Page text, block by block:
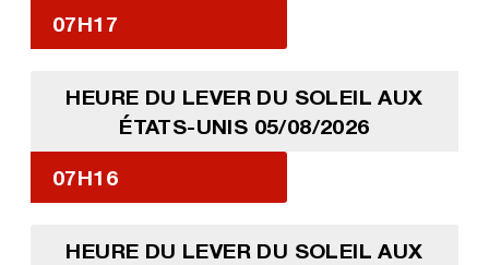
07H17
HEURE DU LEVER DU SOLEIL AUX
ÉTATS-UNIS 05/08/2026
07H16
HEURE DU LEVER DU SOLEIL AUX